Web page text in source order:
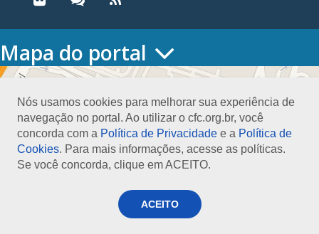
Nós usamos cookies para melhorar sua experiência de
navegação no portal. Ao utilizar o cfc.org.br, você
concorda com a Política de Privacidade e a Política de
Cookies. Para mais informações, acesse as políticas.
Se você concorda, clique em ACEITO.
ACEITO
Mapa do portal
HOME
Conselho Diretor
Nossa Sede
Planejamento
Organograma
Medalha João Lyra